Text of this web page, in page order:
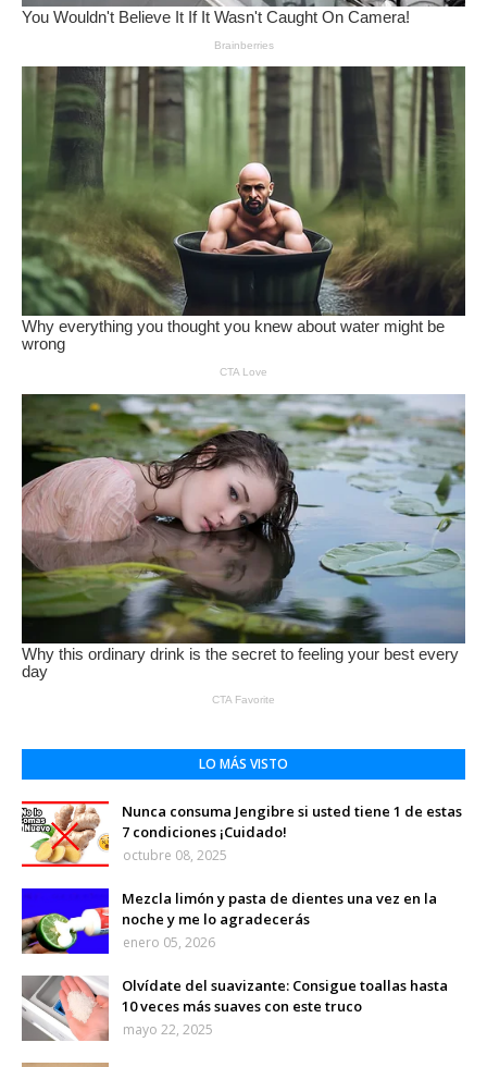
LO MÁS VISTO
Nunca consuma Jengibre si usted tiene 1 de estas
7 condiciones ¡Cuidado!
octubre 08, 2025
Mezcla limón y pasta de dientes una vez en la
noche y me lo agradecerás
enero 05, 2026
Olvídate del suavizante: Consigue toallas hasta
10 veces más suaves con este truco
mayo 22, 2025